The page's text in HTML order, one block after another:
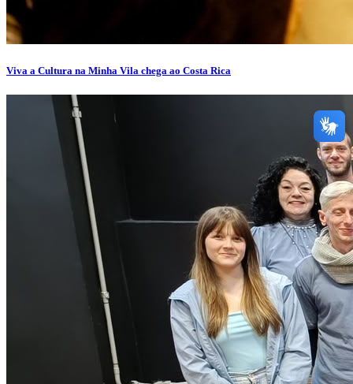
Viva a Cultura na Minha Vila chega ao Costa Rica